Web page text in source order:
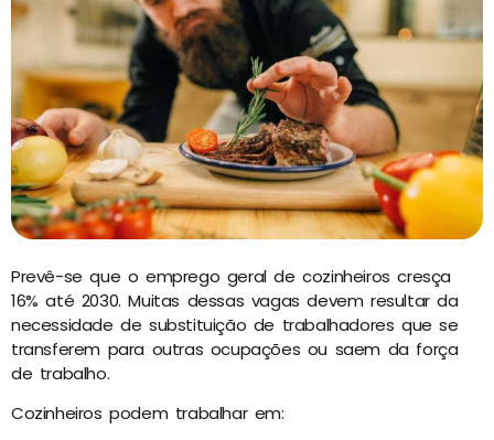
Prevê-se que o emprego geral de cozinheiros cresça
16% até 2030. Muitas dessas vagas devem resultar da
necessidade de substituição de trabalhadores que se
transferem para outras ocupações ou saem da força
de trabalho.
Cozinheiros podem trabalhar em: